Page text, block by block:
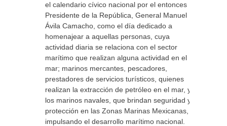
el calendario cívico nacional por el entonces
Presidente de la República, General Manuel
Ávila Camacho, como el día dedicado a
homenajear a aquellas personas, cuya
actividad diaria se relaciona con el sector
marítimo que realizan alguna actividad en el
mar; marinos mercantes, pescadores,
prestadores de servicios turísticos, quienes
realizan la extracción de petróleo en el mar, y
los marinos navales, que brindan seguridad y
protección en las Zonas Marinas Mexicanas,
impulsando el desarrollo marítimo nacional.